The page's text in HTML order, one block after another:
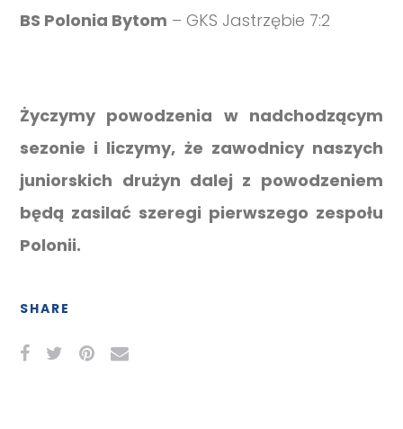
BS Polonia Bytom – GKS Jastrzębie 7:2
Życzymy powodzenia w nadchodzącym
sezonie i liczymy, że zawodnicy naszych
juniorskich drużyn dalej z powodzeniem
będą zasilać szeregi pierwszego zespołu
Polonii.
SHARE